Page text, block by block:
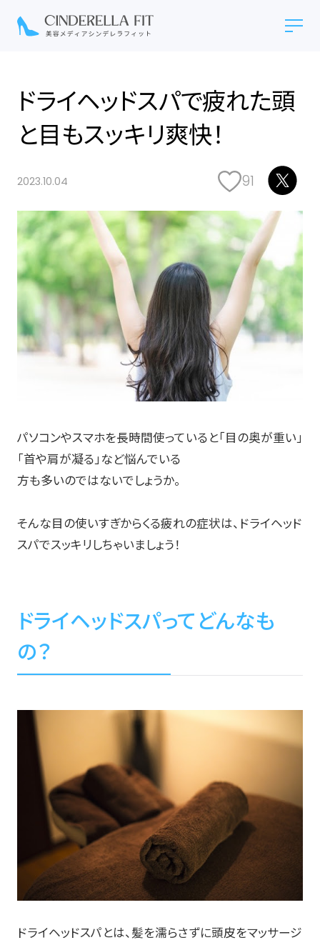
ドライヘッドスパで疲れた頭
と目もスッキリ爽快！
2023.10.04 91
パソコンやスマホを長時間使っていると「目の奥が重い」
「首や肩が凝る」など悩んでいる
方も多いのではないでしょうか。
そんな目の使いすぎからくる疲れの症状は、ドライヘッド
スパでスッキリしちゃいましょう！
ドライヘッドスパってどんなも
の？
ドライヘッドスパとは、髪を濡らさずに頭皮をマッサージ